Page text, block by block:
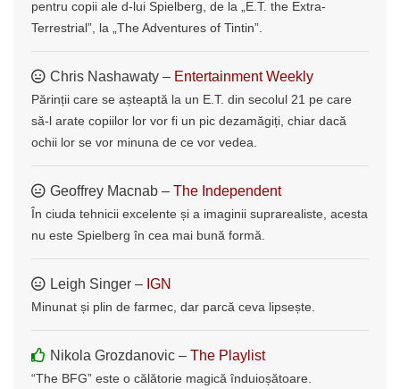
pentru copii ale d-lui Spielberg, de la „E.T. the Extra-
Terrestrial”, la „The Adventures of Tintin”.
Chris Nashawaty – Entertainment Weekly
Părinții care se așteaptă la un E.T. din secolul 21 pe care
să-l arate copiilor lor vor fi un pic dezamăgiți, chiar dacă
ochii lor se vor minuna de ce vor vedea.
Geoffrey Macnab – The Independent
În ciuda tehnicii excelente și a imaginii suprarealiste, acesta
nu este Spielberg în cea mai bună formă.
Leigh Singer – IGN
Minunat și plin de farmec, dar parcă ceva lipsește.
Nikola Grozdanovic – The Playlist
“The BFG” este o călătorie magică înduioșătoare.